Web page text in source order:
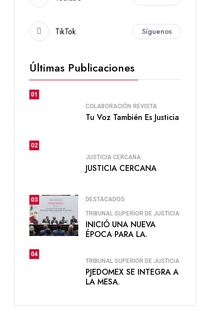
TikTok Síguenos
Últimas Publicaciones
01
COLABORACIÓN REVISTA
Tu Voz También Es Justicia
02
JUSTICIA CERCANA
JUSTICIA CERCANA
03 DESTACADOS
TRIBUNAL SUPERIOR DE JUSTICIA
INICIÓ UNA NUEVA
ÉPOCA PARA LA.
04
TRIBUNAL SUPERIOR DE JUSTICIA
PJEDOMEX SE INTEGRA A
LA MESA.